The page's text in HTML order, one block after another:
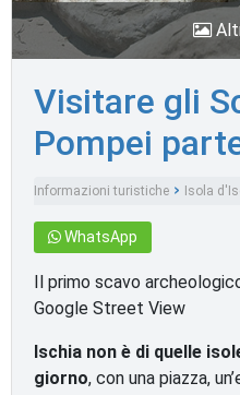
Visitare gli
Pompei
Informazioni turistiche Isola
WhatsApp
Il primo scavo
Google Street View
Ischia non è di quelle
giorno, con una piazza,